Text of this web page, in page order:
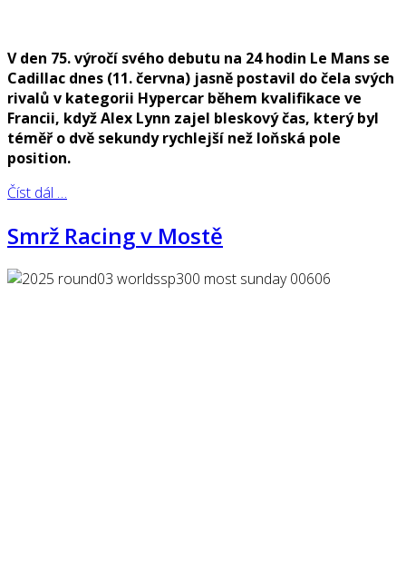
V den 75. výročí svého debutu na 24 hodin Le Mans se
Cadillac dnes (11. června) jasně postavil do čela svých
rivalů v kategorii Hypercar během kvalifikace ve
Francii, když Alex Lynn zajel bleskový čas, který byl
téměř o dvě sekundy rychlejší než loňská pole
position.
Číst dál …
Smrž Racing v Mostě